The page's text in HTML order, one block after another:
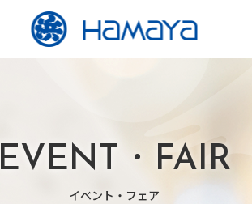
EVENT・FAIR
イベント・フェア